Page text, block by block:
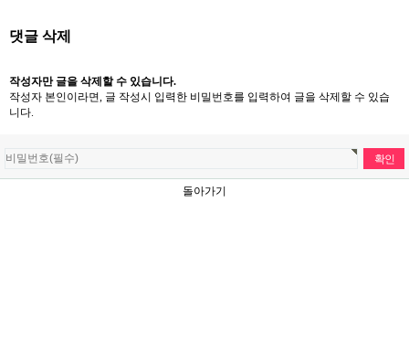
댓글 삭제
작성자만 글을 삭제할 수 있습니다.
작성자 본인이라면, 글 작성시 입력한 비밀번호를 입력하여 글을 삭제할 수 있습
니다.
돌아가기